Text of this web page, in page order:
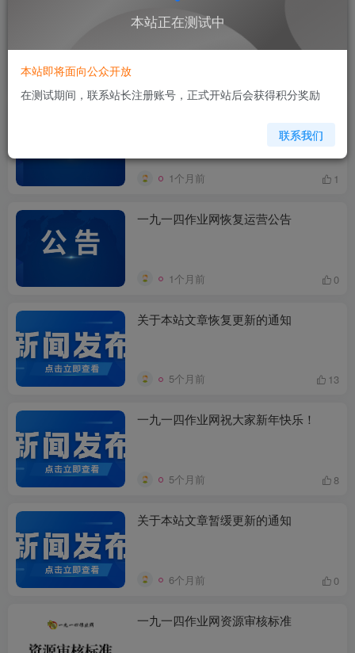
关于启用Microsoft Office 365及员工账
1个月前 1
一九一四作业网恢复运营公告
1个月前 0
关于本站文章恢复更新的通知
5个月前 13
一九一四作业网祝大家新年快乐！
5个月前 8
关于本站文章暂缓更新的通知
6个月前 0
一九一四作业网资源审核标准
本站正在测试中
本站即将面向公众开放
在测试期间，联系站长注册账号，正式开站后会获得积分奖励
联系我们